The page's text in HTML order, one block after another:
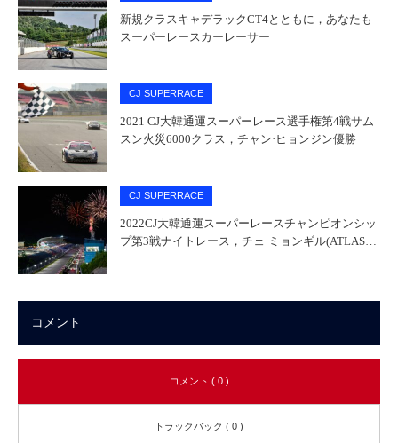
新規クラスキャデラックCT4とともに，あなたも
スーパーレースカーレーサー
CJ SUPERRACE
2021 CJ大韓通運スーパーレース選手権第4戦サム
スン火災6000クラス，チャン·ヒョンジン優勝
CJ SUPERRACE
2022CJ大韓通運スーパーレースチャンピオンシッ
プ第3戦ナイトレース，チェ·ミョンギル(ATLAS…
コメント
コメント ( 0 )
トラックバック ( 0 )